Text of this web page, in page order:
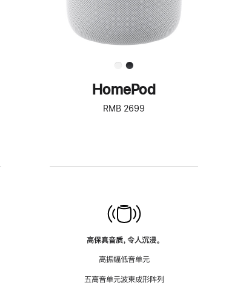
HomePod
RMB 2699
高保真音质，令人沉浸。
高振幅低音单元
五高音单元波束成形阵列